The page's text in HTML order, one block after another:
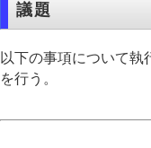
議題
以下の事項について執
を行う。